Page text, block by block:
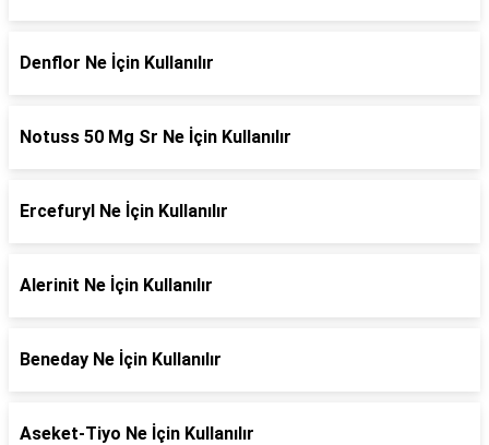
Denflor Ne İçin Kullanılır
Notuss 50 Mg Sr Ne İçin Kullanılır
Ercefuryl Ne İçin Kullanılır
Alerinit Ne İçin Kullanılır
Beneday Ne İçin Kullanılır
Aseket-Tiyo Ne İçin Kullanılır